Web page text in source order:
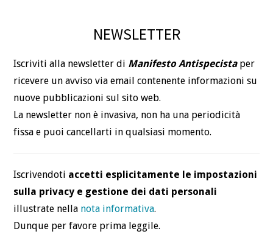
ACQUISTALO
DEFINIZIONI
CHI
BLOG
CONTATTI
NEWSLETTER
Iscriviti alla newsletter di Manifesto Antispecistaper
ricevere un avviso via email contenente informazioni su
nuove pubblicazioni sul sito web.
La newsletter non è invasiva, non ha una periodicità
fissa e puoi cancellarti in qualsiasi momento.
Iscrivendoti accetti esplicitamente le impostazioni
sulla privacy e gestione dei dati personali
illustrate nella nota informativa.
Dunque per favore prima leggile.